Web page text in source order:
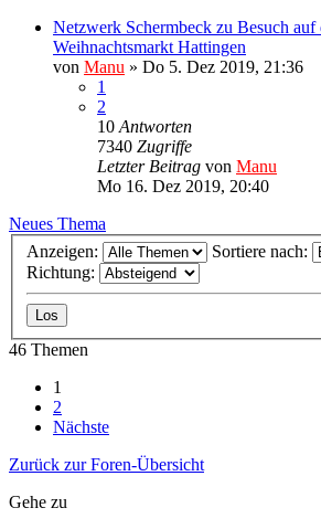
Netzwerk Schermbeck zu Besuch auf
Weihnachtsmarkt Hattingen
von Manu » Do 5. Dez 2019, 21:36
1
2
10 Antworten
7340 Zugriffe
Letzter Beitrag von Manu
Mo 16. Dez 2019, 20:40
Neues Thema
Anzeigen:
Sortiere nach:
Richtung:
46 Themen
1
2
Nächste
Zurück zur Foren-Übersicht
Gehe zu